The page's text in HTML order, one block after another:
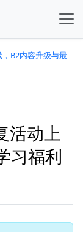
B2内容升级与最
活动上
习福利